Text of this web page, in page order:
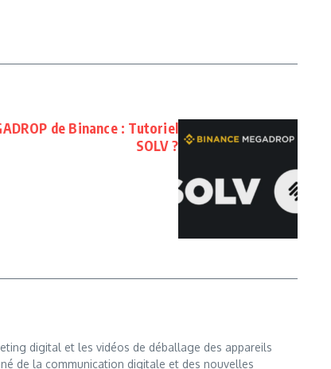
de Binance : Tutoriel
SOLV ?
digital et les vidéos de déballage des appareils
de la communication digitale et des nouvelles